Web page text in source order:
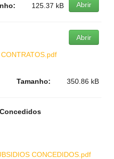
Abrir
125.37 kB
Abrir
Tamanho: 350.86 kB
CONCEDIDOS.pdf